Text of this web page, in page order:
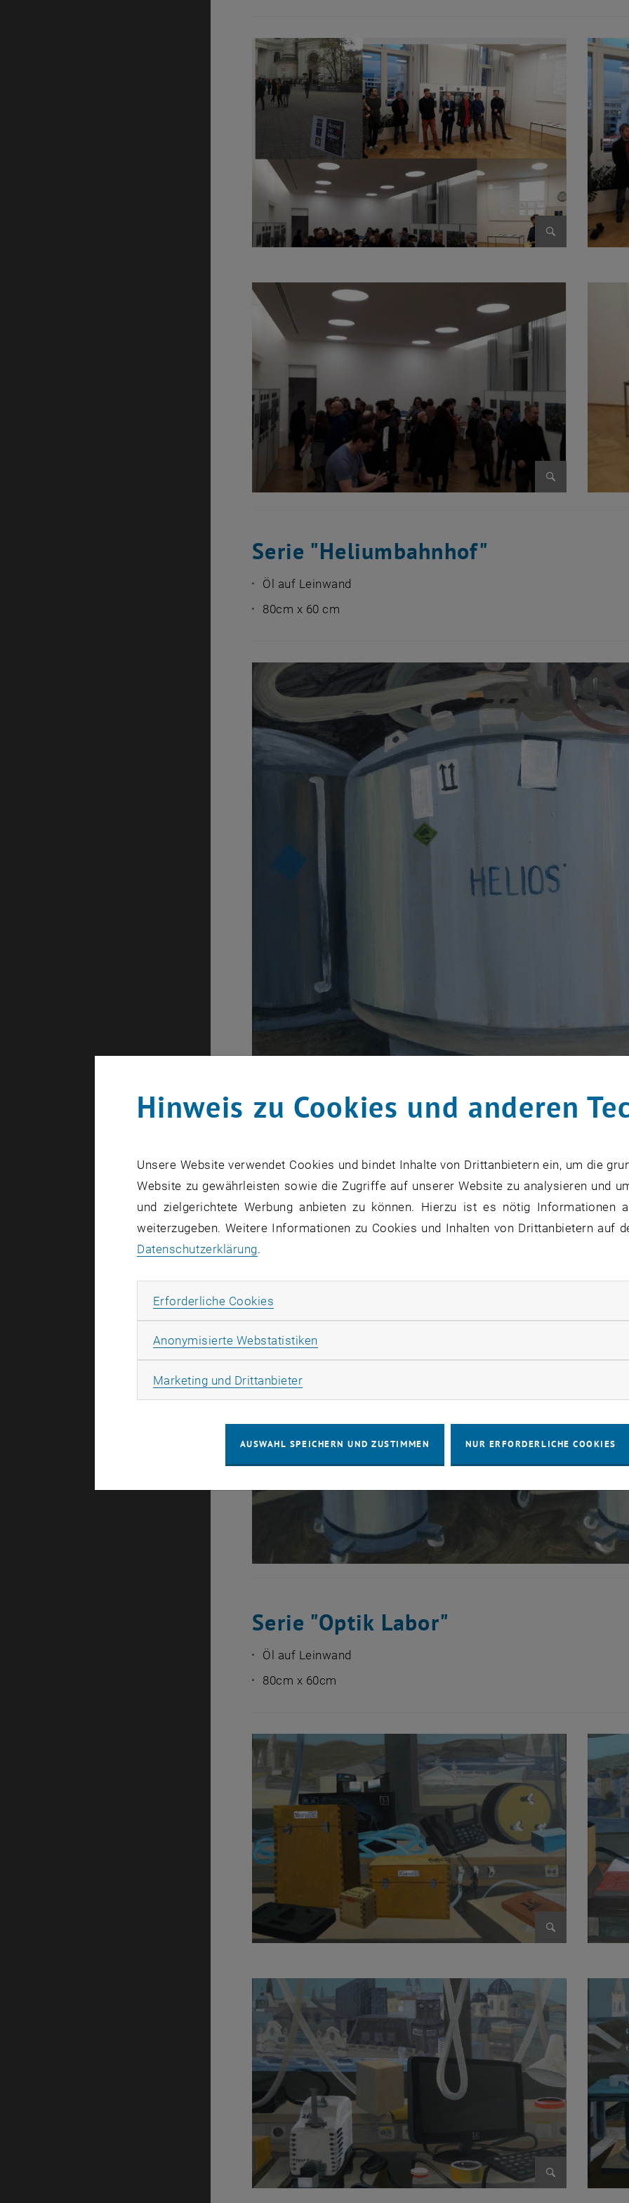
Serie "Heliumbahnhof"
Öl auf Leinwand
80cm x 60 cm
Serie "Optik Labor"
Öl auf Leinwand
80cm x 60cm
Hinweis zu Cookies und anderen
Unsere Website verwendet Cookies und bindet Inhalte von Drittanbietern ein, um die
Website zu gewährleisten sowie die Zugriffe auf unserer Website zu analysieren und
und zielgerichtete Werbung anbieten zu können. Hierzu ist es nötig Informationen
weiterzugeben. Weitere Informationen zu Cookies und Inhalten von Drittanbietern auf
Datenschutzerklärung.
Erforderliche Cookies
Anonymisierte Webstatistiken
Marketing und DrittanbieterMarketing Cookies zulassen
AUSWAHL SPEICHERN UND ZUSTIMMEN NUR ERFORDERLICHE COOKIES